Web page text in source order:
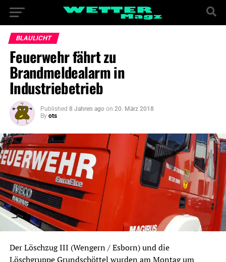
BLAULICHT
Feuerwehr fährt zu
Brandmeldealarm in
Industriebetrieb
Published 8 Jahren ago on 20. März 2018
By ots
Der Löschzug III (Wengern / Esborn) und die
Löschgruppe Grundschöttel wurden am Montag um